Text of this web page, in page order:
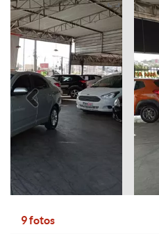
Anterior
9 fotos